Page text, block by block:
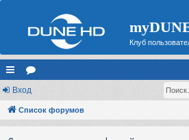
Клуб
с
ы
ор
ум
Вход
Список форумов